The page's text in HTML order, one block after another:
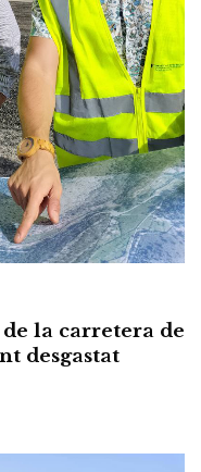
la carretera de
desgastat